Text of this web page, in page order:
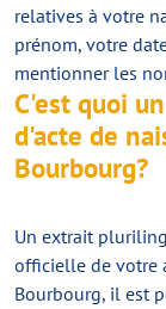
relatives à votre
prénom, votre
mentionner les
C'est quoi
d'acte de
Bourbourg?
Un extrait
officielle de votre
Bourbourg, il est